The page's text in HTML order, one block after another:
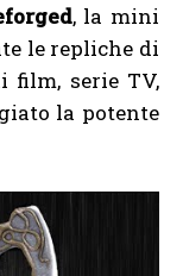
, la mini
le repliche di
film, serie TV,
la potente